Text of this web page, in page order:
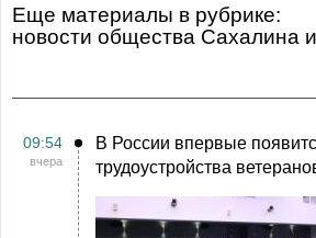
Еще материалы в рубрике:
Новости общества Сахалина
09:54
вчера
В России впервые
трудоустройства